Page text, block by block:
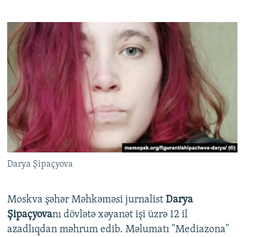
Darya Şipaçyova
Moskva şəhər Məhkəməsi jurnalist Darya
Şipaçyovanı dövlətə xəyanət işi üzrə 12 il
azadlıqdan məhrum edib. Məlumatı "Mediazona"